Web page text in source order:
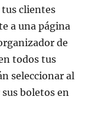
tus clientes
a una página
de
todos tus
seleccionar al
boletos en